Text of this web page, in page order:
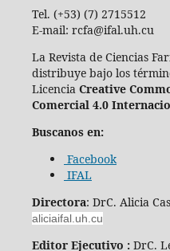
Tel. (+53) (7) 2715512
E-mail: rcfa@ifal.uh.cu
La Revista de Ciencias
distribuye bajo los
Licencia Creative
Comercial 4.0
Buscanos en:
Facebook
IFAL
Directora: DrC. Alicia
aliciaifal.uh.cu
Editor Ejecutivo :DrC.